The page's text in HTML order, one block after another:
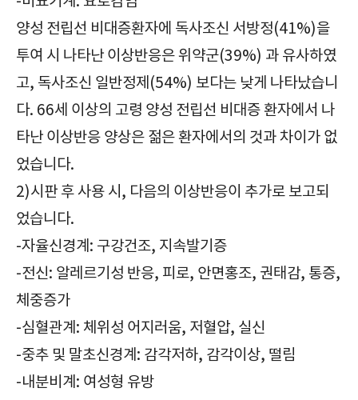
양성 전립선 비대증환자에 독사조신 서방정(41%)을
투여 시 나타난 이상반응은 위약군(39%) 과 유사하였
고, 독사조신 일반정제(54%) 보다는 낮게 나타났습니
다. 66세 이상의 고령 양성 전립선 비대증 환자에서 나
타난 이상반응 양상은 젊은 환자에서의 것과 차이가 없
었습니다.
2)시판 후 사용 시, 다음의 이상반응이 추가로 보고되
었습니다.
-자율신경계: 구강건조, 지속발기증
-전신: 알레르기성 반응, 피로, 안면홍조, 권태감, 통증,
체중증가
-심혈관계: 체위성 어지러움, 저혈압, 실신
-중추 및 말초신경계: 감각저하, 감각이상, 떨림
-내분비계: 여성형 유방